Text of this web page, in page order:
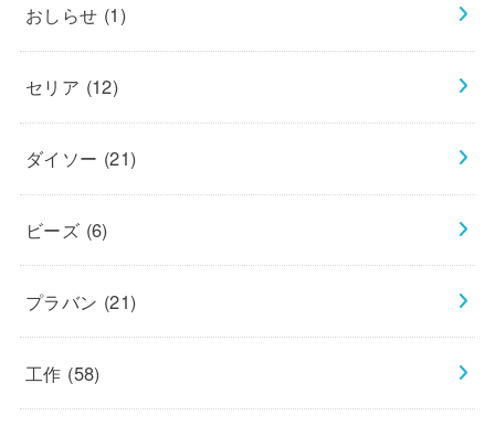
おしらせ (1)
セリア (12)
ダイソー (21)
ビーズ (6)
プラバン (21)
工作 (58)